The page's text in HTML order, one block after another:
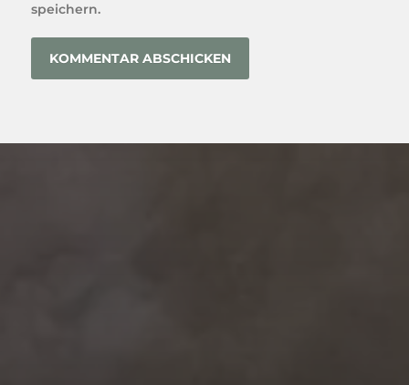
speichern.